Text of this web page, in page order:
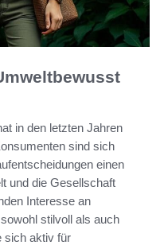
in den letzten Jahren
sind sich
einen
und die Gesellschaft
Interesse an
stilvoll als auch
sich aktiv für